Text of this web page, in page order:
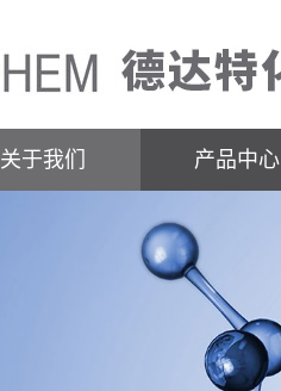
关于我们 产品中心